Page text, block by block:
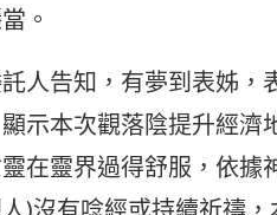
。
人告知，有夢到表姊，
示本次觀落陰提升經
在靈界過得舒服，依據
)沒有唸經或持續祈禱